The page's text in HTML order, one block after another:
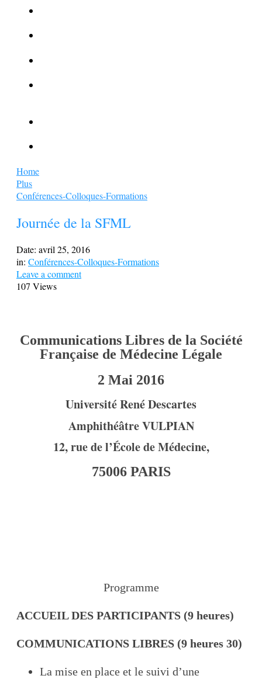
Home
Plus
Conférences-Colloques-Formations
Journée de la SFML
Date: avril 25, 2016
in: Conférences-Colloques-Formations
Leave a comment
107 Views
Communications Libres de la Société
Française de Médecine Légale
2 Mai 2016
Université René Descartes
Amphithéâtre VULPIAN
12, rue de l’École de Médecine,
75006 PARIS
Programme
ACCUEIL DES PARTICIPANTS (9 heures)
COMMUNICATIONS LIBRES (9 heures 30)
La mise en place et le suivi d’une